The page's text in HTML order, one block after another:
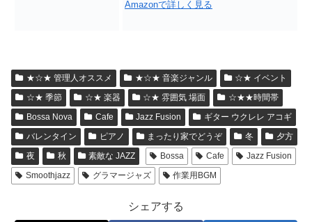
Amazonで詳しく見る
★☆★ 管理人オススメ ★☆★ 音楽ジャンル
☆★ イベント
☆★ 季節
☆★ 楽器 ☆★ 雰囲気 場面
☆★★時間帯
Bossa Nova
Cafe Jazz Fusion
ギター ウクレレ アコギ
バレンタイン
ピアノ まったり家でどうぞ 冬
夕方
夜
秋 素敵な JAZZ Bossa Cafe
Jazz Fusion
Smoothjazz
グラマージャズ 作業用BGM
シェアする